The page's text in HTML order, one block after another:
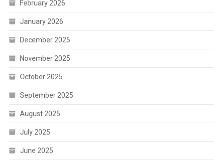
February 2026
January 2026
December 2025
November 2025
October 2025
September 2025
August 2025
July 2025
June 2025